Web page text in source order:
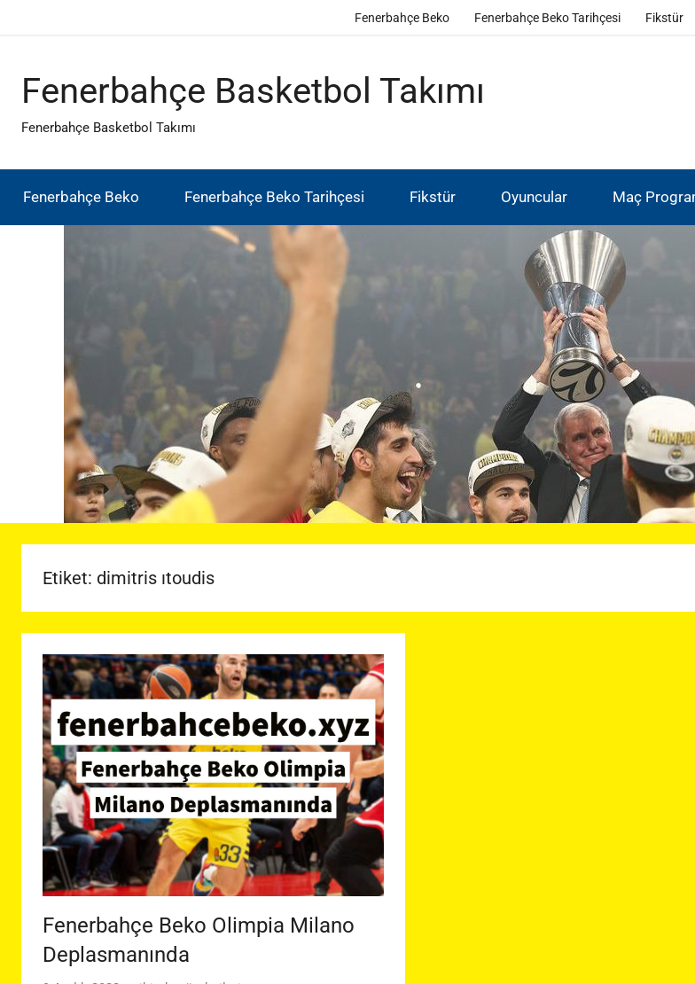
Fenerbahçe Beko Fenerbahçe Beko Tarihçesi Fikstür
Fenerbahçe Basketbol Takımı
Fenerbahçe Basketbol Takımı
Fenerbahçe Beko Fenerbahçe Beko Tarihçesi Fikstür Oyuncular Maç
Etiket: dimitris ıtoudis
Fenerbahçe Beko Olimpia Milano
Deplasmanında